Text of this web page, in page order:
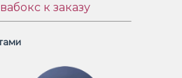
к заказу